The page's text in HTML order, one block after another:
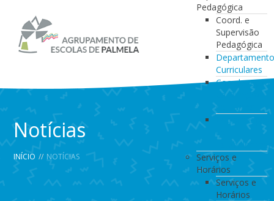
Pedagógica
Coord. e
Supervisão
Pedagógica
Curriculares
Coordenação
da Direção
de Turma
Coordenação
de
Serviços e
Horários
Serviços e
Horários
Notícias
INÍCIO // NOTÍCIAS